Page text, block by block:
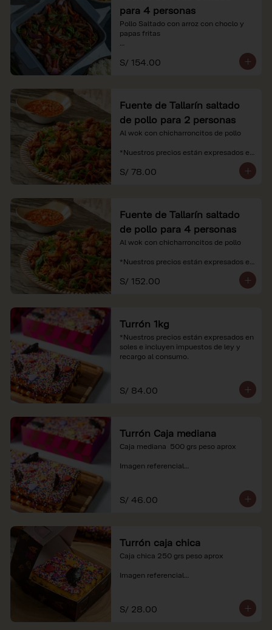
para 4 personas
Pollo Saltado con arroz con choclo y
papas fritas
*Nuestros precios están expresados en
soles e incluyen impuestos de ley y
S/ 154.00
Fuente de Tallarín saltado
de pollo para 2 personas
Al wok con chicharroncitos de pollo
*Nuestros precios están expresados en
recargo al consumo.
S/ 78.00
Fuente de Tallarín saltado
de pollo para 4 personas
Al wok con chicharroncitos de pollo
*Nuestros precios están expresados en
recargo al consumo.
S/ 152.00
Turrón 1kg
*Nuestros precios están expresados en
soles e incluyen impuestos de ley y
recargo al consumo.
S/ 84.00
Turrón Caja mediana
Caja mediana  500 grs peso aprox
Imagen referencial
soles e incluyen impuestos de ley y
recargo al consumo.
S/ 46.00
Turrón caja chica
Caja chica 250 grs peso aprox
Imagen referencial
soles e incluyen impuestos de ley y
recargo al consumo.
S/ 28.00